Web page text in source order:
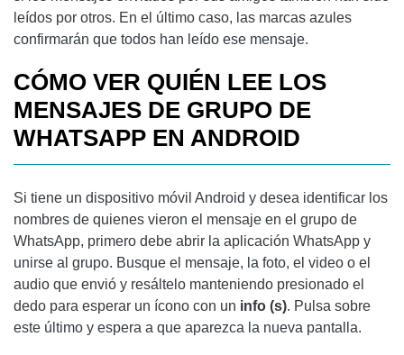
leídos por otros. En el último caso, las marcas azules
confirmarán que todos han leído ese mensaje.
CÓMO VER QUIÉN LEE LOS
MENSAJES DE GRUPO DE
WHATSAPP EN ANDROID
Si tiene un dispositivo móvil Android y desea identificar los
nombres de quienes vieron el mensaje en el grupo de
WhatsApp, primero debe abrir la aplicación WhatsApp y
unirse al grupo. Busque el mensaje, la foto, el video o el
audio que envió y resáltelo manteniendo presionado el
dedo para esperar un ícono con un info (s). Pulsa sobre
este último y espera a que aparezca la nueva pantalla.